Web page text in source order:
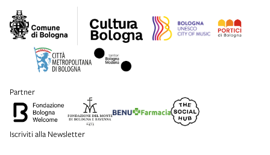
partner
Iscriviti alla Newsletter